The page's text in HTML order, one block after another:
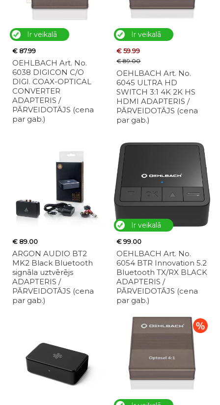
Ir veikalā
€ 87.99
OEHLBACH Art. No.
6038 DIGICON C/O
DIGI. COAX-OPTICAL
CONVERTER
ADAPTERIS /
PĀRVEIDOTĀJS (cena
par gab.)
Ir veikalā
€ 59.99
€ 89.00
OEHLBACH Art. No.
6045 ULTRA HD
SWITCH 3:1 4K 2K HS
HDMI ADAPTERIS /
PĀRVEIDOTĀJS (cena
par gab.)
€ 89.00
ARGON AUDIO BT2
MK2 Black Bluetooth
signāla uztvērējs
ADAPTERIS /
PĀRVEIDOTĀJS (cena
par gab.)
Ir veikalā
€ 99.00
OEHLBACH Art. No.
6054 BTR Innovation 5.2
Bluetooth TX/RX BLACK
ADAPTERIS /
PĀRVEIDOTĀJS (cena
par gab.)